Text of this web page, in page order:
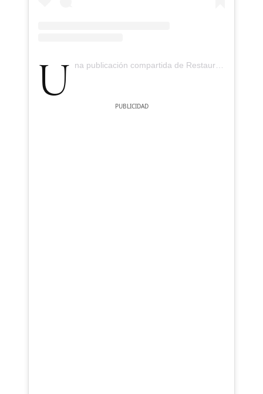
Una publicación compartida de Restaurante Simpar (@restaurantesimpar)